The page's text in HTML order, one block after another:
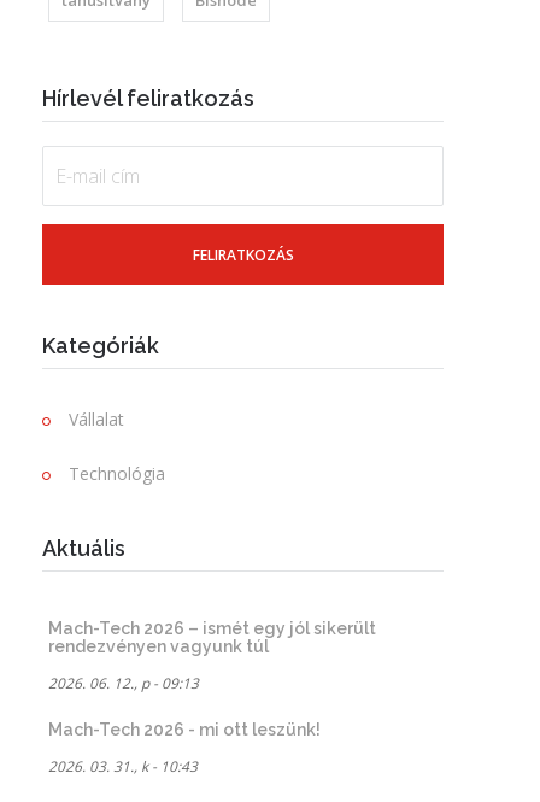
Hírlevél feliratkozás
Kategóriák
Vállalat
Technológia
Aktuális
Mach-Tech 2026 – ismét egy jól sikerült
rendezvényen vagyunk túl
2026. 06. 12., p - 09:13
Mach-Tech 2026 - mi ott leszünk!
2026. 03. 31., k - 10:43